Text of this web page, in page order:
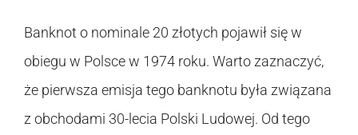
Banknot o nominale 20 złotych pojawił się w
obiegu w Polsce w 1974 roku. Warto zaznaczyć,
że pierwsza emisja tego banknotu była związana
z obchodami 30-lecia Polski Ludowej. Od tego